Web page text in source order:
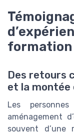
formation
Des retours
et la montée
Les
aménagement
souvent d’une